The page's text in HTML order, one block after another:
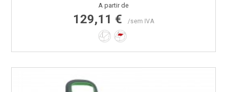
Preço
A partir de
129,11 € /sem IVA
NãoSim